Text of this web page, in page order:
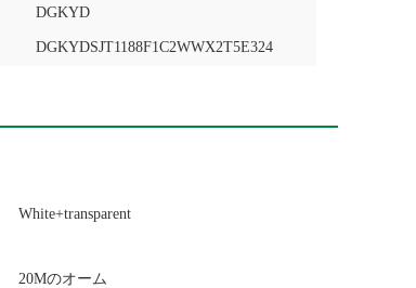
DGKYD
DGKYDSJT1188F1C2WWX2T5E324
White+transparent
20Mのオーム